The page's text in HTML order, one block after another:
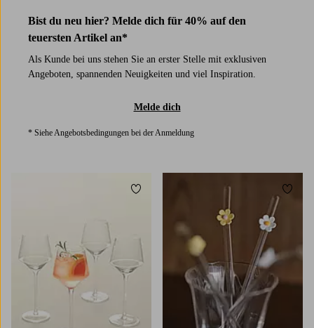
Bist du neu hier? Melde dich für 40% auf den
teuersten Artikel an*
Als Kunde bei uns stehen Sie an erster Stelle mit exklusiven
Angeboten, spannenden Neuigkeiten und viel Inspiration.
Melde dich
* Siehe Angebotsbedingungen bei der Anmeldung
Zu Favoriten hinzufügen Zu